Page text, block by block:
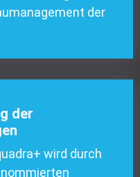
der
der
wird durch